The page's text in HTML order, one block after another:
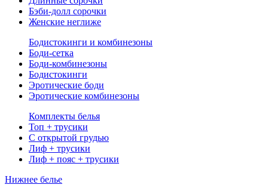
Бэби-долл сорочки
Женские неглиже
Бодистокинги и комбинезоны
Боди-сетка
Боди-комбинезоны
Бодистокинги
Эротические боди
Эротические комбинезоны
Комплекты белья
Топ + трусики
С открытой грудью
Лиф + трусики
Лиф + пояс + трусики
Нижнее белье